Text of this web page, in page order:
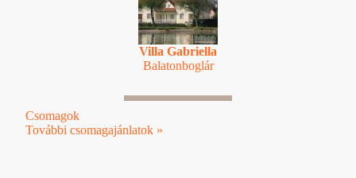
Villa Gabriella
Balatonboglár
Csomagok
További csomagajánlatok »